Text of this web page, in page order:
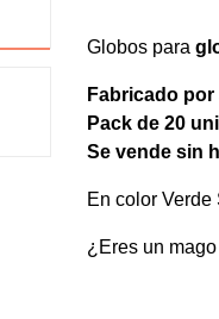
Globos para
Fabricado
Pack de 20
Se vende sin
En color Verde
¿Eres un